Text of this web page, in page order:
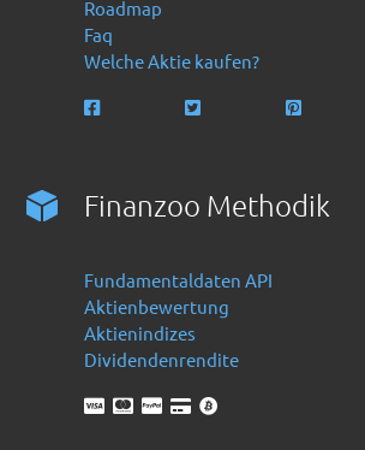
Roadmap
Faq
Welche Aktie kaufen?
Finanzoo Methodik
Fundamentaldaten API
Aktienbewertung
Aktienindizes
Dividendenrendite